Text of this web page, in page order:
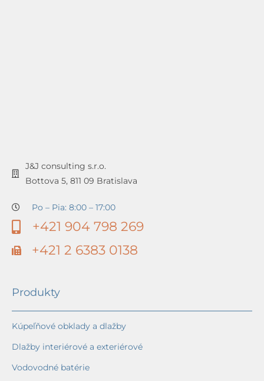
J&J consulting s.r.o.
Bottova 5, 811 09 Bratislava
Po – Pia: 8:00 – 17:00
+421 904 798 269
+421 2 6383 0138
Produkty
Kúpeľňové obklady a dlažby
Dlažby interiérové a exteriérové
Vodovodné batérie